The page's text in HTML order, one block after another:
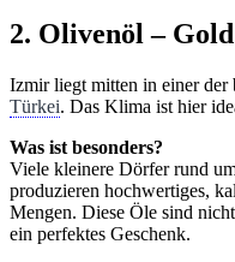
2. Olivenöl –
Izmir liegt mitten in einer der
Türkei. Das Klima ist hier
Was ist besonders?
Viele kleinere Dörfer rund
produzieren hochwertiges,
Mengen. Diese Öle sind
ein perfektes Geschenk.